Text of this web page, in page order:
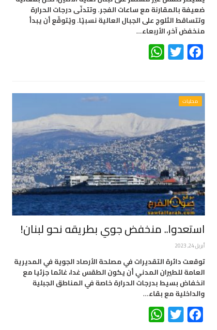
ضعيفة بالمقارنة مع ساعات الفجر. وتتدنّى درجات الحرارة
وتتساقط الثلوج على الجبال العالية نسبيًا. ويُتوقّع أن يبدأ
منخفض آخر، الأربعاء…
Facebook
Twitter
محليات
استعدوا.. منخفض جوي بطريقه نحو لبنان!
أبريل 24, 2023
توقعت دائرة التقديرات في مصلحة الأرصاد الجوية في المديرية
العامة للطيران المدني أن يكون الطقس غدا، غائما جزئيا مع
انخفاض بسيط بدرجات الحرارة خاصة في المناطق الجبلية
والداخلية مع بقاء…
Facebook
Twitter